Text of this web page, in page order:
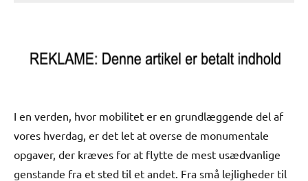
I en verden, hvor mobilitet er en grundlæggende del af
vores hverdag, er det let at overse de monumentale
opgaver, der kræves for at flytte de mest usædvanlige
genstande fra et sted til et andet. Fra små lejligheder til